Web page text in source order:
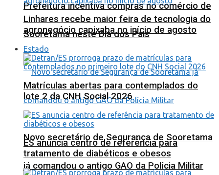
Prefeitura incentiva compras no comércio de
Sooretama neste Dia dos Pais
Novo secretário de Segurança de Sooretama
já comandou o antigo GAO da Polícia Militar
Linhares recebe maior feira de tecnologia do
agronegócio capixaba no início de agosto
Estado
Matrículas abertas para contemplados do
lote 2 da CNH Social 2026
ES anuncia centro de referência para
tratamento de diabéticos e obesos